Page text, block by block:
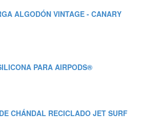
ALGODÓN VINTAGE - CANARY
PARA AIRPODS®
CHÁNDAL RECICLADO JET SURF